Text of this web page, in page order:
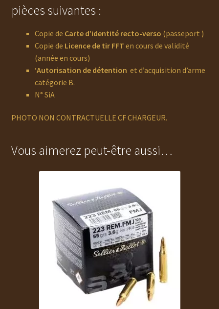
pièces suivantes :
Copie de Carte d’identité recto-verso (passeport )
Copie de Licence de tir FFT en cours de validité
(année en cours)
‘Autorisation de détention et d’acquisition d’arme
catégorie B.
N° SiA
PHOTO NON CONTRACTUELLE CF CHARGEUR.
Vous aimerez peut-être aussi…